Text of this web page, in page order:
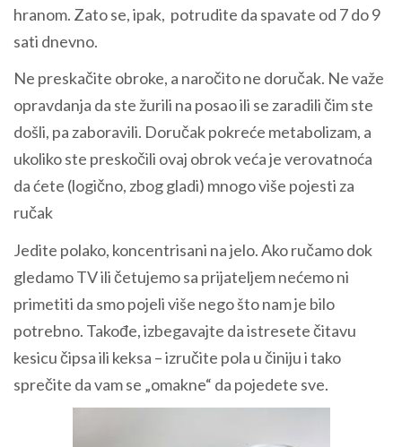
hranom. Zato se, ipak, potrudite da spavate od 7 do 9
sati dnevno.
Ne preskačite obroke, a naročito ne doručak. Ne važe
opravdanja da ste žurili na posao ili se zaradili čim ste
došli, pa zaboravili. Doručak pokreće metabolizam, a
ukoliko ste preskočili ovaj obrok veća je verovatnoća
da ćete (logično, zbog gladi) mnogo više pojesti za
ručak
Jedite polako, koncentrisani na jelo. Ako ručamo dok
gledamo TV ili četujemo sa prijateljem nećemo ni
primetiti da smo pojeli više nego što nam je bilo
potrebno. Takođe, izbegavajte da istresete čitavu
kesicu čipsa ili keksa – izručite pola u činiju i tako
sprečite da vam se „omakne“ da pojedete sve.